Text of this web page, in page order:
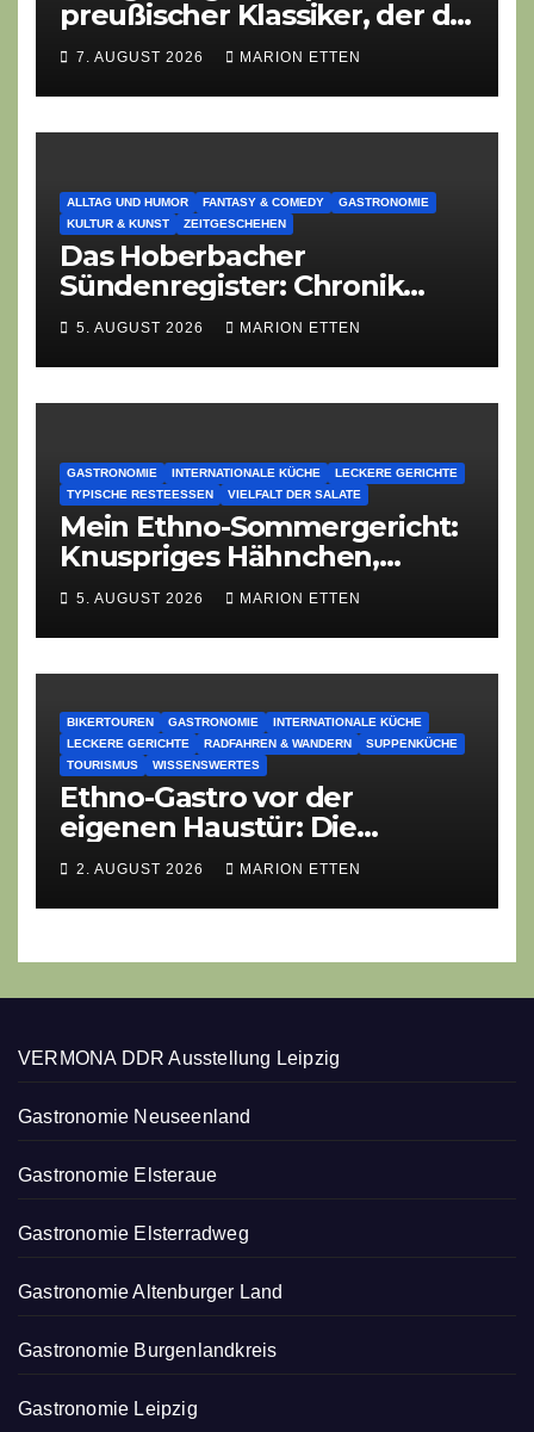
preußischer Klassiker, der die
Zeiten überdauert
7. AUGUST 2026 MARION ETTEN
ALLTAG UND HUMOR FANTASY & COMEDY
GASTRONOMIE
KULTUR & KUNST
ZEITGESCHEHEN
Das Hoberbacher
Sündenregister: Chronik
eines angekündigten
Dorffest-Debakels
5. AUGUST 2026 MARION ETTEN
GASTRONOMIE INTERNATIONALE KÜCHE
LECKERE GERICHTE
TYPISCHE RESTEESSEN
VIELFALT DER SALATE
Mein Ethno-Sommergericht:
Knuspriges Hähnchen,
Lauch-Rührei, Salat
5. AUGUST 2026 MARION ETTEN
BIKERTOUREN GASTRONOMIE
INTERNATIONALE KÜCHE
LECKERE GERICHTE
RADFAHREN & WANDERN
SUPPENKÜCHE
TOURISMUS
WISSENSWERTES
Ethno-Gastro vor der
eigenen Haustür: Die
geheime kulinarische DNA
des Gasthofs „Zur Eiche“
2. AUGUST 2026 MARION ETTEN
VERMONA DDR Ausstellung Leipzig
Gastronomie Neuseenland
Gastronomie Elsteraue
Gastronomie Elsterradweg
Gastronomie Altenburger Land
Gastronomie Burgenlandkreis
Gastronomie Leipzig